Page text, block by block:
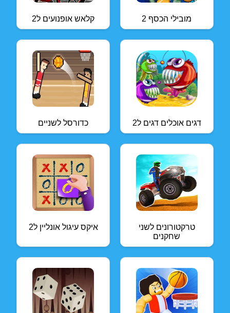
קלאש אופנועים ל2 מובילי הכסף 2
כדורסל לשניים דגים אוכלים דגים ל2
איקס עיגול אונליין ל2
טרקטורונים לשני
שחקנים